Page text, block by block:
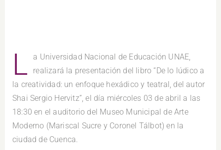
L
a Universidad Nacional de Educación UNAE,
realizará la presentación del libro “De lo lúdico a
la creatividad: un enfoque hexádico y teatral, del autor
Shai Sergio Hervitz”, el día miércoles 03 de abril a las
18:30 en el auditorio del Museo Municipal de Arte
Moderno (Mariscal Sucre y Coronel Tálbot) en la
ciudad de Cuenca.